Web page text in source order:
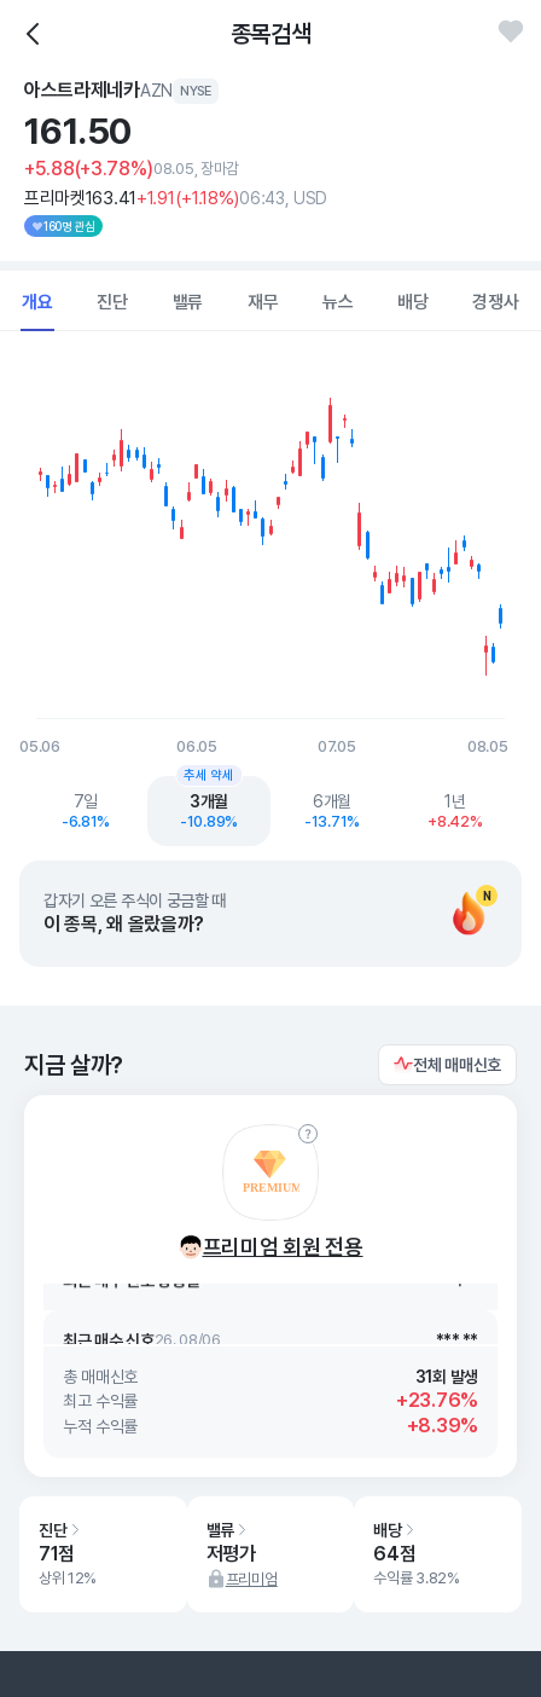
종목검색
아스트라제네카AZN NYSE
161.50
+5.88(+3.78%)08.05, 장마감
프리마켓163.41+1.91(+1.18%)06:43, USD
160명 관심
개요 진단 밸류 재무 뉴스 배당 경쟁사
The chart has 1 X axis displaying Time. Data ranges from
The chart has 1 Y axis displaying values. Data ranges from
05.06 06.05 07.05 08.05
End of interactive chart.
7일
-6.81%
3개월
-10.89%
추세 약세
6개월
-13.71%
1년
+8.42%
N
갑자기 오른 주식이 궁금할 때
이 종목, 왜 올랐을까?
지금 살까? 전체 매매신호
프리미엄 회원 전용
최근 매수 신호 상승률
총 매매신호
31회 발생
최고 수익률
+23.76%
누적 수익률 +8.39%
진단
71점
상위 12%
밸류
저평가
프리미엄
배당
64점
수익률 3.82%